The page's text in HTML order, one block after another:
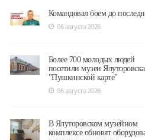
Командовал боем до
06 августа 2026
Более 700 молодых людей
посетили музеи
"Пушкинской карте"
06 августа 2026
В Ялуторовском музейном
комплексе обновят